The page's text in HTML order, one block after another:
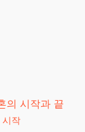
의 시작과 끝
시작